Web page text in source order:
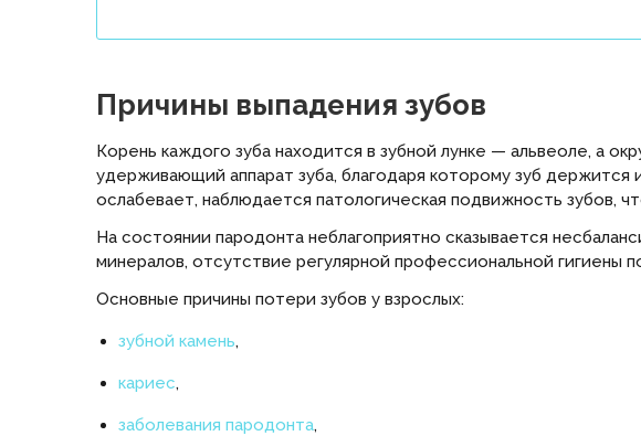
Причины выпадения зубов
Корень каждого зуба находится в зубной лунке — альвеоле, а
удерживающий аппарат зуба, благодаря которому зуб
ослабевает, наблюдается патологическая подвижность зубов,
На состоянии пародонта неблагоприятно сказывается
минералов, отсутствие регулярной профессиональной гигиены
Основные причины потери зубов у взрослых:
зубной камень,
кариес,
заболевания пародонта,